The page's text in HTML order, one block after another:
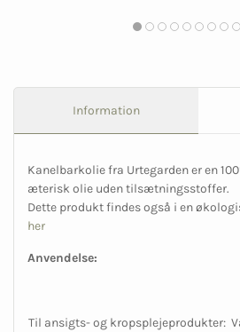
Information
Kanelbarkolie fra Urtegarden er en
æterisk olie uden tilsætningsstoffer.
Dette produkt findes også i en
her
Anvendelse:
Til ansigts- og kropsplejeprodukter: